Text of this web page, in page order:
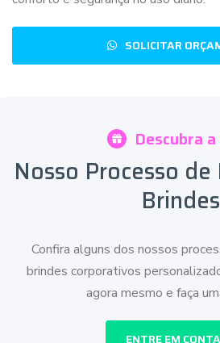
SOLICITAR
Descubra
Nosso Processo
Brindes
Confira alguns dos nossos
brindes corporativos
agora mesmo e faça
ENTRE EM